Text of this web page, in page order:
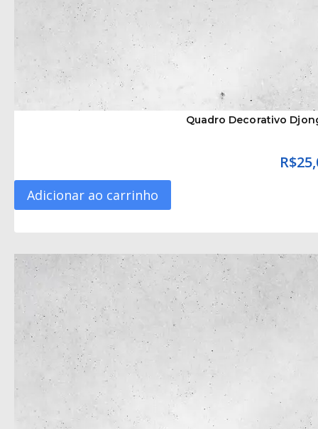
Quadro Decorativo
R$
Adicionar ao carrinho